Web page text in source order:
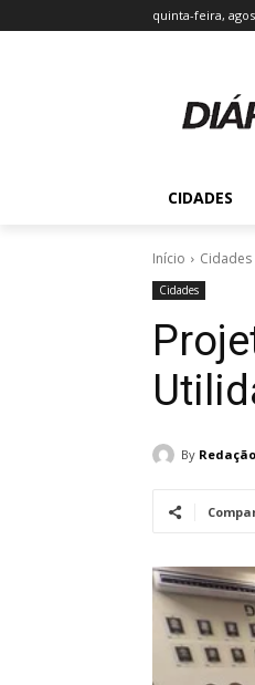
quinta-feira,
CIDADES
Início Cidades
Cidades
By Redação